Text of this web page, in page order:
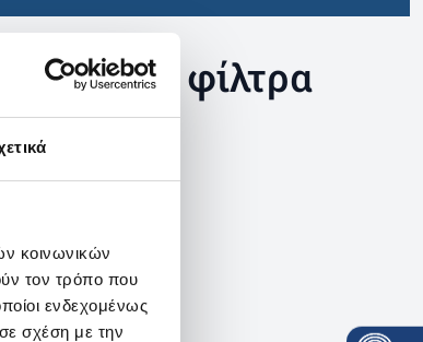
κοινωνικών
τον τρόπο που
ενδεχομένως
σχέση με την
φίλτρα